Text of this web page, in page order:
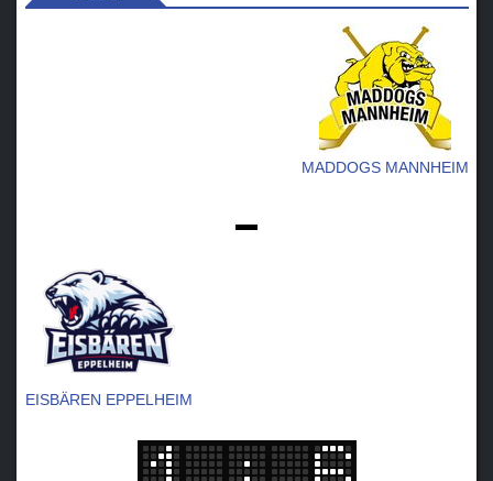
MADDOGS MANNHEIM
-
EISBÄREN EPPELHEIM